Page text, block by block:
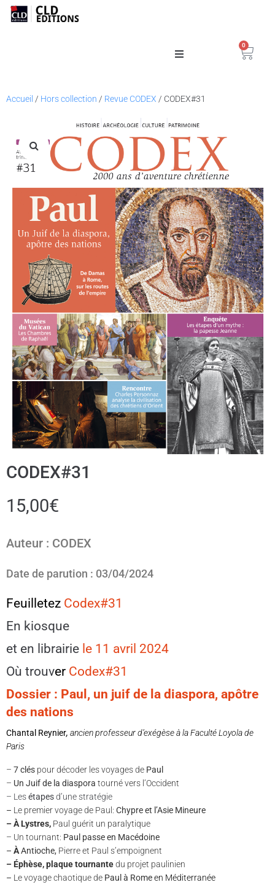
0
Accueil / Hors collection / Revue CODEX / CODEX#31
CODEX#31
15,00€
Auteur : CODEX
Date de parution : 03/04/2024
Feuilletez Codex#31
En kiosque
et en librairie le 11 avril 2024
Où trouver Codex#31
Dossier : Paul, un juif de la diaspora, apôtre
des nations
Chantal Reynier, ancien professeur d’exégèse à la Faculté Loyola de
Paris
– 7 clés pour décoder les voyages de Paul
– Un Juif de la diaspora tourné vers l’Occident
– Lesétapesd’une stratégie
– Le premier voyage de Paul: Chypre et l’Asie Mineure
– À Lystres, Paul guérit un paralytique
– Un tournant: Paul passe en Macédoine
– ÀAntioche, Pierre et Paul s’empoignent
– Éphèse, plaque tournantedu projet paulinien
– Le voyage chaotique de Paul à Romeen Méditerranée